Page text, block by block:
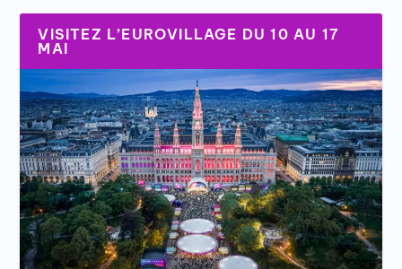
VISITEZ L’EUROVILLAGE DU 10 AU 17
MAI